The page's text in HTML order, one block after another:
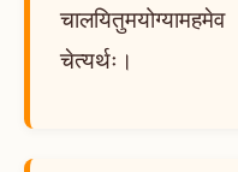
चेत्यर्थः।